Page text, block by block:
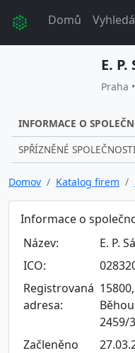
Domů
E.
Praha
INFORMACE O
SPŘÍZNĚNÉ SPOLEČNOSTI
Domov Katalog firem
Informace o
Název:
E. P.
ICO:
Registrovaná
adresa:
2459/
Začleněno